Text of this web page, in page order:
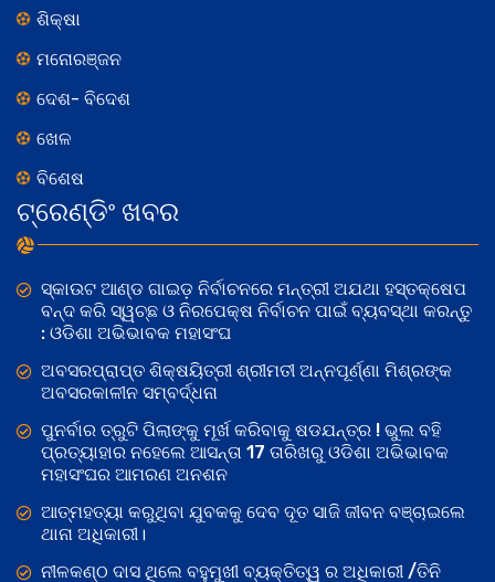
ଶିକ୍ଷା
ମନୋରଞ୍ଜନ
ଦେଶ- ବିଦେଶ
ଖେଳ
ବିଶେଷ
ଟ୍ରେଣ୍ଡିଂ ଖବର
ସ୍କାଉଟ ଆଣ୍ଡ ଗାଇଡ଼ ନିର୍ବାଚନରେ ମନ୍ତ୍ରୀ ଅଯଥା ହସ୍ତକ୍ଷେପ
ବନ୍ଦ କରି ସ୍ୱଚ୍ଛ ଓ ନିରପେକ୍ଷ ନିର୍ବାଚନ ପାଇଁ ବ୍ୟବସ୍ଥା କରନ୍ତୁ
: ଓଡିଶା ଅଭିଭାବକ ମହାସଂଘ
ଅବସରପ୍ରାପ୍ତ ଶିକ୍ଷୟିତ୍ରୀ ଶ୍ରୀମତୀ ଅନ୍ନପୂର୍ଣ୍ଣା ମିଶ୍ରଙ୍କ
ଅବସରକାଳୀନ ସମ୍ବର୍ଦ୍ଧନା
ପୁନର୍ବାର ତ୍ରୁଟି ପିଲାଙ୍କୁ ମୂର୍ଖ କରିବାକୁ ଷଡଯନ୍ତ୍ର ! ଭୁଲ ବହି
ପ୍ରତ୍ୟାହାର ନହେଲେ ଆସନ୍ତା 17 ତାରିଖରୁ ଓଡିଶା ଅଭିଭାବକ
ମହାସଂଘର ଆମରଣ ଅନଶନ
ଆତ୍ମହତ୍ୟା କରୁଥିବା ଯୁବକକୁ ଦେବ ଦୂତ ସାଜି ଜୀବନ ବଞ୍ଚାଇଲେ
ଥାନା ଅଧିକାରୀ।
ନୀଳକଣ୍ଠ ଦାସ ଥିଲେ ବହୁମୁଖୀ ବ୍ୟକ୍ତିତ୍ୱ ର ଅଧିକାରୀ /ତିନି